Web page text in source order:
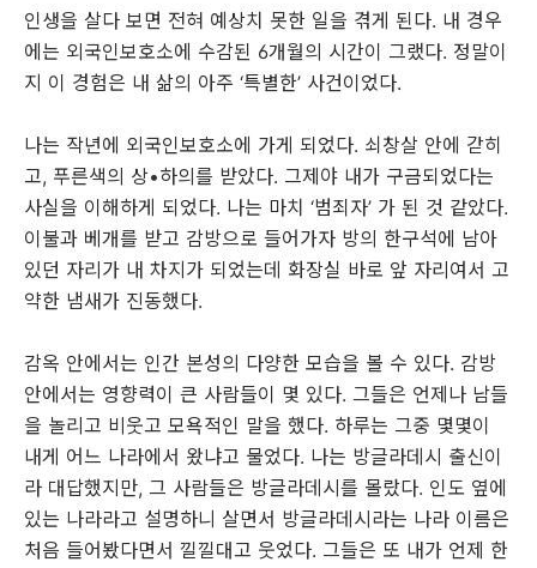
인생을 살다 보면 전혀 예상치 못한 일을 겪게 된다. 내 경우
에는 외국인보호소에 수감된 6개월의 시간이 그랬다. 정말이
지 이 경험은 내 삶의 아주 ‘특별한’ 사건이었다.
나는 작년에 외국인보호소에 가게 되었다. 쇠창살 안에 갇히
고, 푸른색의 상•하의를 받았다. 그제야 내가 구금되었다는
사실을 이해하게 되었다. 나는 마치 ‘범죄자’ 가 된 것 같았다.
이불과 베개를 받고 감방으로 들어가자 방의 한구석에 남아
있던 자리가 내 차지가 되었는데 화장실 바로 앞 자리여서 고
약한 냄새가 진동했다.
감옥 안에서는 인간 본성의 다양한 모습을 볼 수 있다. 감방
안에서는 영향력이 큰 사람들이 몇 있다. 그들은 언제나 남들
을 놀리고 비웃고 모욕적인 말을 했다. 하루는 그중 몇몇이
내게 어느 나라에서 왔냐고 물었다. 나는 방글라데시 출신이
라 대답했지만, 그 사람들은 방글라데시를 몰랐다. 인도 옆에
있는 나라라고 설명하니 살면서 방글라데시라는 나라 이름은
처음 들어봤다면서 낄낄대고 웃었다. 그들은 또 내가 언제 한